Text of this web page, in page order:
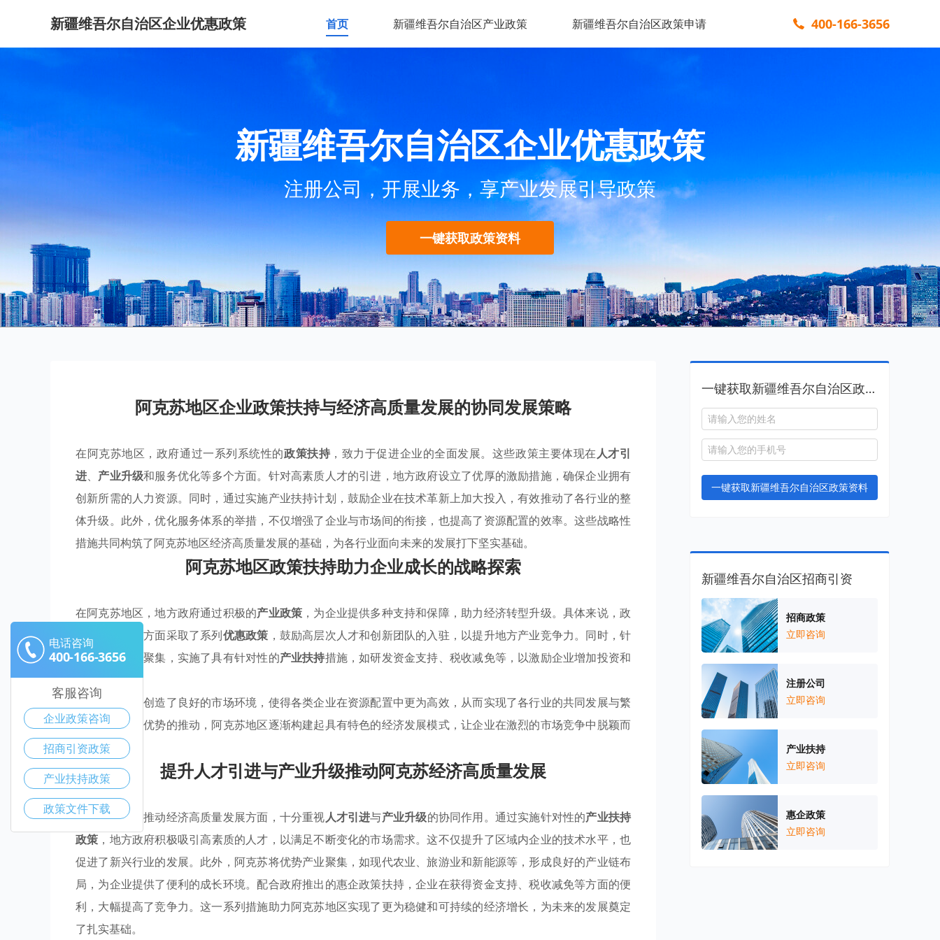
新疆维吾尔自治区企业优惠政策 首页 新疆维吾尔自治区产业政策 新疆维吾尔自治区政策申请 400-166-3656
新疆维吾尔自治区企业优惠政策
注册公司，开展业务，享产业发展引导政策
一键获取政策资料
阿克苏地区企业政策扶持与经济高质量发展的协同发展策略
在阿克苏地区，政府通过一系列系统性的政策扶持 ，致力于促进企业的全面发展。这些政策主要体现在人才引
进、 产业升级和服务优化等多个方面。针对高素质人才的引进，地方政府设立了优厚的激励措施，确保企业拥有
创新所需的人力资源。同时，通过实施产业扶持计划，鼓励企业在技术革新上加大投入，有效推动了各行业的整
体升级。此外，优化服务体系的举措，不仅增强了企业与市场间的衔接，也提高了资源配置的效率。这些战略性
措施共同构筑了阿克苏地区经济高质量发展的基础，为各行业面向未来的发展打下坚实基础。
阿克苏地区政策扶持助力企业成长的战略探索
在阿克苏地区，地方政府通过积极的产业政策 ，为企业提供多种支持和保障，助力经济转型升级。具体来说，政
府在人才引进方面采取了系列优惠政策 ，鼓励高层次人才和创新团队的入驻，以提升地方产业竞争力。同时，针
对优势产业的聚集，实施了具有针对性的产业扶持措施，如研发资金支持、税收减免等，以激励企业增加投资和
技术创新。
这种政策组合创造了良好的市场环境，使得各类企业在资源配置中更为高效，从而实现了各行业的共同发展与繁
荣。借助政策优势的推动，阿克苏地区逐渐构建起具有特色的经济发展模式，让企业在激烈的市场竞争中脱颖而
出。
提升人才引进与产业升级推动阿克苏经济高质量发展
阿克苏地区在推动经济高质量发展方面，十分重视人才引进与产业升级的协同作用。通过实施针对性的产业扶持
政策 ，地方政府积极吸引高素质的人才，以满足不断变化的市场需求。这不仅提升了区域内企业的技术水平，也
促进了新兴行业的发展。此外，阿克苏将优势产业聚集，如现代农业、旅游业和新能源等，形成良好的产业链布
局，为企业提供了便利的成长环境。配合政府推出的惠企政策扶持，企业在获得资金支持、税收减免等方面的便
利，大幅提高了竞争力。这一系列措施助力阿克苏地区实现了更为稳健和可持续的经济增长，为未来的发展奠定
了扎实基础。
一键获取新疆维吾尔自治区政策资料
一键获取新疆维吾尔自治区政策资料
新疆维吾尔自治区招商引资
招商政策
立即咨询
注册公司
立即咨询
产业扶持
立即咨询
惠企政策
立即咨询
电话咨询
400-166-3656
客服咨询
企业政策咨询
招商引资政策
产业扶持政策
政策文件下载